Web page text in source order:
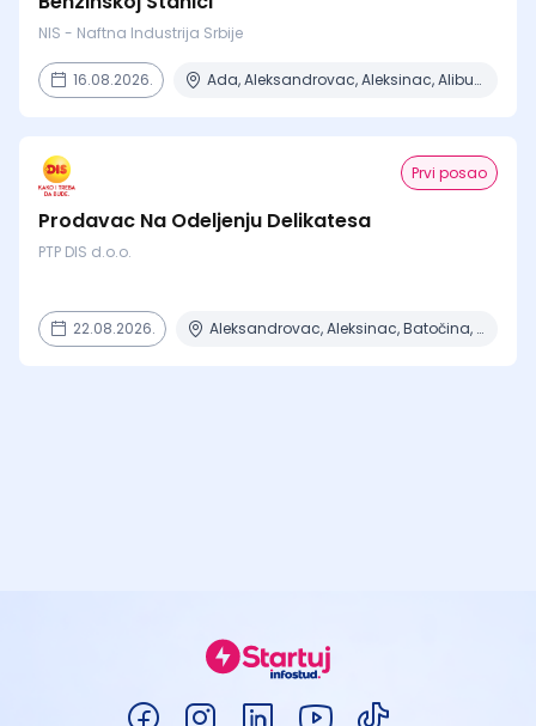
NIS - Naftna Industrija Srbije
16.08.2026. Ada, Aleksandrovac, Aleksinac, Alibunar, Apatin + 206 mesta
Prvi posao
Prodavac Na Odeljenju Delikatesa
PTP DIS d.o.o.
22.08.2026. Aleksandrovac, Aleksinac, Batočina, Beograd, Čačak + 15 mesta